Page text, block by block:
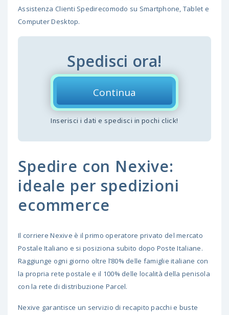
Assistenza Clienti Spedirecomodo su Smartphone, Tablet e
Computer Desktop.
Spedisci ora!
Continua
Inserisci i dati e spedisci in pochi click!
Spedire con Nexive:
ideale per spedizioni
ecommerce
Il corriere Nexive è il primo operatore privato del mercato
Postale Italiano e si posiziona subito dopo Poste Italiane.
Raggiunge ogni giorno oltre l’80% delle famiglie italiane con
la propria rete postale e il 100% delle località della penisola
con la rete di distribuzione Parcel.
Nexive garantisce un servizio di recapito pacchi e buste